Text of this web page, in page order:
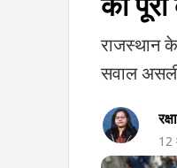
राजस्थान
सवाल
12